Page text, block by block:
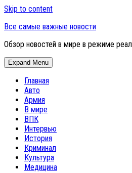
Skip to content
Все самые важные новости
Обзор новостей в мире в режиме
Expand Menu
Главная
Авто
Армия
В мире
ВПК
Интервью
История
Криминал
Культура
Медицина